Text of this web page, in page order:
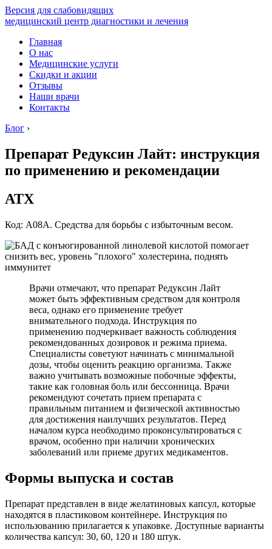
Версия для слабовидящих
медицинский центр диагностики и лечения
Главная
О нас
Медицинские услуги
Скидки и акции
Отзывы
Наши врачи
Контакты
Блог ›
Препарат Редуксин Лайт: инструкция
по применению и рекомендации
АТХ
Код: А08А. Средства для борьбы с избыточным весом.
Врачи отмечают, что препарат Редуксин Лайт
может быть эффективным средством для контроля
веса, однако его применение требует
внимательного подхода. Инструкция по
применению подчеркивает важность соблюдения
рекомендованных дозировок и режима приема.
Специалисты советуют начинать с минимальной
дозы, чтобы оценить реакцию организма. Также
важно учитывать возможные побочные эффекты,
такие как головная боль или бессонница. Врачи
рекомендуют сочетать прием препарата с
правильным питанием и физической активностью
для достижения наилучших результатов. Перед
началом курса необходимо проконсультироваться с
врачом, особенно при наличии хронических
заболеваний или приеме других медикаментов.
Формы выпуска и состав
Препарат представлен в виде желатиновых капсул, которые
находятся в пластиковом контейнере. Инструкция по
использованию прилагается к упаковке. Доступные варианты
количества капсул: 30, 60, 120 и 180 штук.